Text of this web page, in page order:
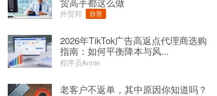
外贸邦 自营
2026年TikTok广告高返点代理商选购
指南：如何平衡降本与风...
程序员Annie
老客户不返单，其中原因你知道吗？